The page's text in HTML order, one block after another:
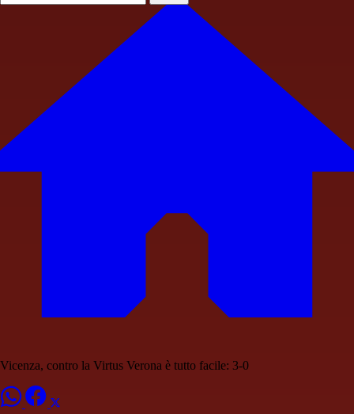
Vicenza, contro la Virtus Verona è tutto facile: 3-0